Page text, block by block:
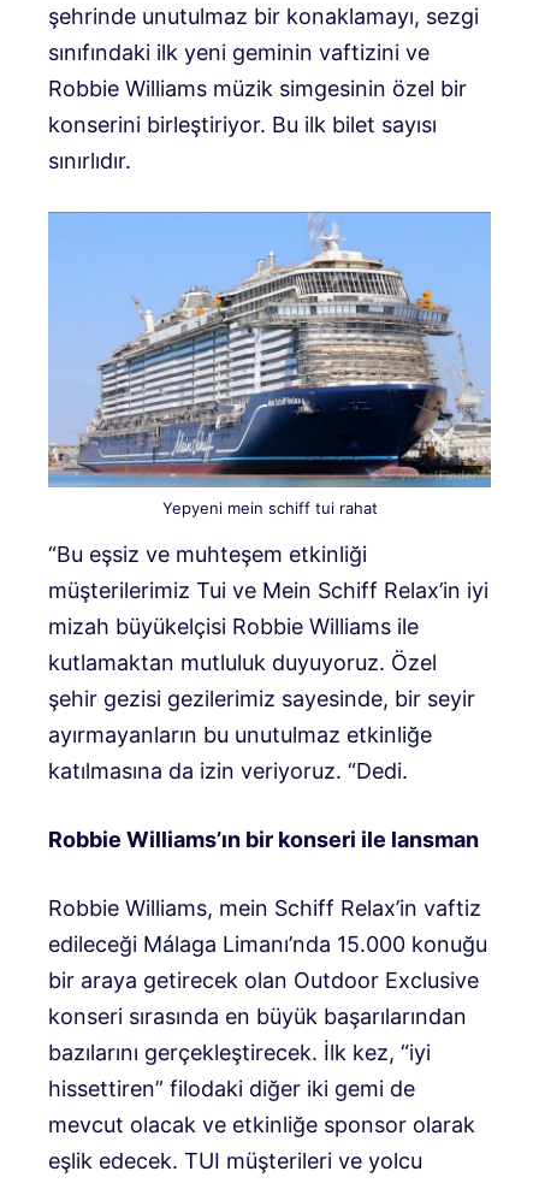
şehrinde unutulmaz bir konaklamayı, sezgi
sınıfındaki ilk yeni geminin vaftizini ve
Robbie Williams müzik simgesinin özel bir
konserini birleştiriyor. Bu ilk bilet sayısı
sınırlıdır.
Yepyeni mein schiff tui rahat
“Bu eşsiz ve muhteşem etkinliği
müşterilerimiz Tui ve Mein Schiff Relax’in iyi
mizah büyükelçisi Robbie Williams ile
kutlamaktan mutluluk duyuyoruz. Özel
şehir gezisi gezilerimiz sayesinde, bir seyir
ayırmayanların bu unutulmaz etkinliğe
katılmasına da izin veriyoruz. “Dedi.
Robbie Williams’ın bir konseri ile lansman
Robbie Williams, mein Schiff Relax’in vaftiz
edileceği Málaga Limanı’nda 15.000 konuğu
bir araya getirecek olan Outdoor Exclusive
konseri sırasında en büyük başarılarından
bazılarını gerçekleştirecek. İlk kez, “iyi
hissettiren” filodaki diğer iki gemi de
mevcut olacak ve etkinliğe sponsor olarak
eşlik edecek. TUI müşterileri ve yolcu